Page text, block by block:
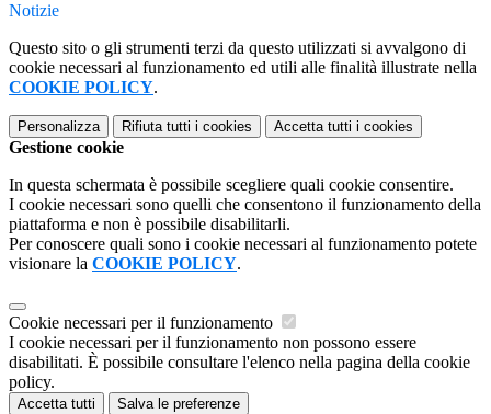
Notizie
Questo sito o gli strumenti terzi da questo utilizzati si avvalgono di
cookie necessari al funzionamento ed utili alle finalità illustrate nella
COOKIE POLICY.
Personalizza Rifiuta tutti i cookies Accetta tutti i cookies
Gestione cookie
In questa schermata è possibile scegliere quali cookie consentire.
I cookie necessari sono quelli che consentono il funzionamento della
piattaforma e non è possibile disabilitarli.
Per conoscere quali sono i cookie necessari al funzionamento potete
visionare la COOKIE POLICY.
Cookie necessari per il funzionamento
I cookie necessari per il funzionamento non possono essere
disabilitati. È possibile consultare l'elenco nella pagina della cookie
policy.
Accetta tutti Salva le preferenze